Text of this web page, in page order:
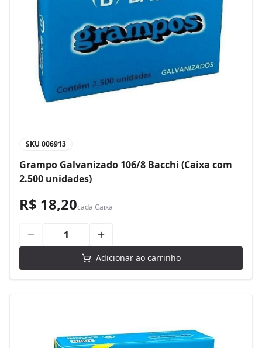
SKU 006913
Grampo Galvanizado 106/8 Bacchi (Caixa com
2.500 unidades)
R$ 18,20cada Caixa
Adicionar ao carrinho